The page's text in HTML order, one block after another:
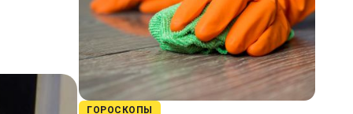
ГОРОСКОПЫ